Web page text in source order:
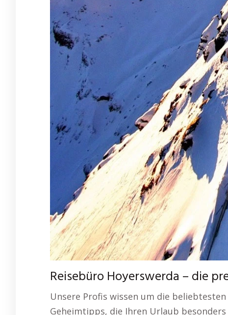
Reisebüro Hoyerswerda – die
Unsere Profis wissen um die
Geheimtipps, die Ihren Urlaub